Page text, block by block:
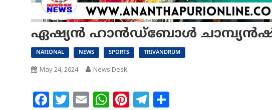
ഏഷ്യൻ ഹാൻഡ്ബോൾ
NATIONAL NEWS SPORTS TRIVANDRUM
May 24, 2024 News Desk
Facebook
Twitter
EmailWhatsApp
Pinterest
Telegram